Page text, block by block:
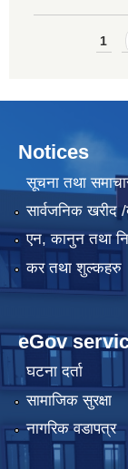
Pages1
Notices
सूचना तथा
सार्वजनिक खरीद
एन, कानुन तथा
कर तथा शुल्कहरु
eGov
घटना दर्ता
सामाजिक सुरक्षा
नागरिक वडापत्र